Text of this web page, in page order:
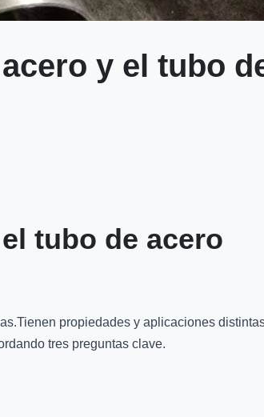
y el tubo
tubo de acero
propiedades y aplicaciones
tres preguntas clave.